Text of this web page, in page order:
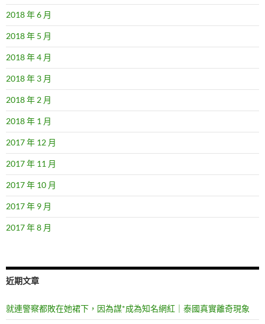
2018 年 6 月
2018 年 5 月
2018 年 4 月
2018 年 3 月
2018 年 2 月
2018 年 1 月
2017 年 12 月
2017 年 11 月
2017 年 10 月
2017 年 9 月
2017 年 8 月
近期文章
就連警察都敗在她裙下，因為謀*成為知名網紅｜泰國真實離奇現象